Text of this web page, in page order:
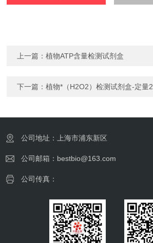
上一篇：植物ATP含量检测试剂盒
下一篇：植物*（H2O2）检测试剂盒-定量2
公司地址：上海市浦东新区
公司邮箱：bestbio@163.com
公司传真：